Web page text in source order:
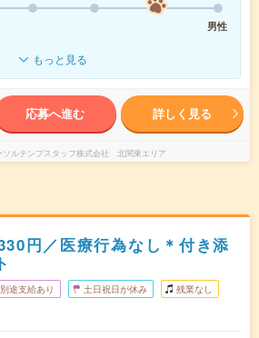
男性
もっと見る
応募へ進む 詳しく見る
ソルテンプスタッフ株式会社 北関東エリア
円／医療行為なし＊付き添
途支給あり 土日祝日が休み 残業なし